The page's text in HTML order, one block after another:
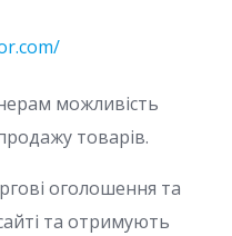
можливість
товарів.
оголошення та
та отримують